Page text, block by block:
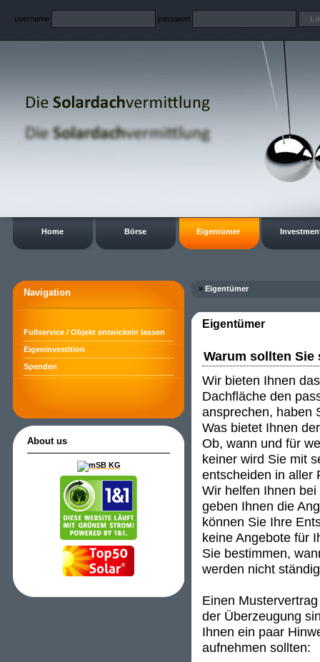
username passwort
Home Börse Eigentümer
Navigation
Fullservice / Objekt entwickeln lassen
Eigeninvestition
Spenden
About us
» Eigentümer
Eigentümer
Warum sollten
Wir bieten Ihnen
Dachfläche den
ansprechen, haben
Was bietet Ihnen
Ob, wann und für
keiner wird Sie mit
entscheiden in aller
Wir helfen Ihnen
geben Ihnen die
können Sie Ihre
keine Angebote für
Sie bestimmen,
werden nicht
Einen
der Überzeugung
Ihnen ein paar
aufnehmen sollten: